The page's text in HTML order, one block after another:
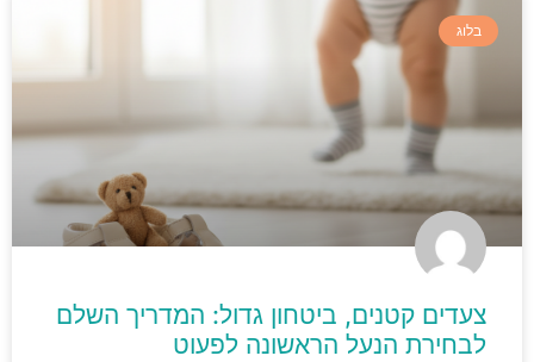
בלוג
צעדים קטנים, ביטחון גדול: המדריך השלם
לבחירת הנעל הראשונה לפעוט